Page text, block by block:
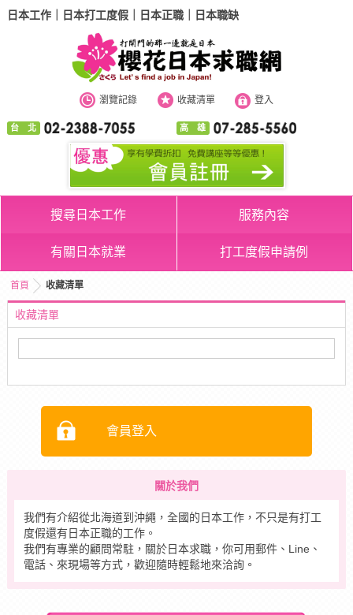
日本工作｜日本打工度假｜日本正職｜日本職缺
瀏覽記錄 收藏清單 登入
台 北 高 雄
搜尋日本工作 服務內容
有關日本就業 打工度假申請例
首頁 收藏清單
收藏清單
會員登入
關於我們
我們有介紹從北海道到沖繩，全國的日本工作，不只是有打工
度假還有日本正職的工作。
我們有專業的顧問常駐，關於日本求職，你可用郵件、Line、
電話、來現場等方式，歡迎隨時輕鬆地來洽詢。